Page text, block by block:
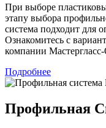
При выборе
этапу выбора
система подходит для
Ознакомитесь с
компании
Подробнее
Профильная